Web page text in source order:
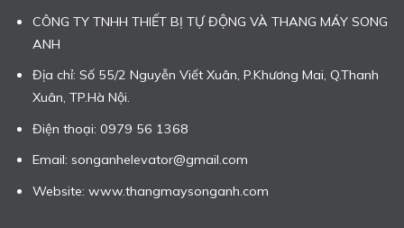
CÔNG TY TNHH THIẾT BỊ TỰ ĐỘNG VÀ THANG MÁY SONG
ANH
Địa chỉ: Số 55/2 Nguyễn Viết Xuân, P.Khương Mai, Q.Thanh
Xuân, TP.Hà Nội.
Điện thoại: 0979 56 1368
Email: songanhelevator@gmail.com
Website: www.thangmaysonganh.com